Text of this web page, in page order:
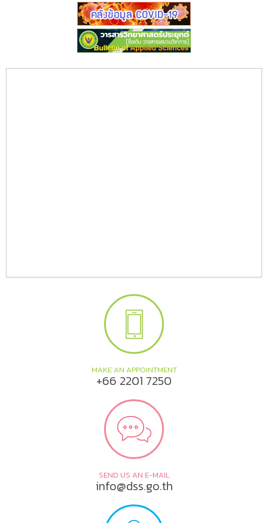
MAKE AN APPOINTMENT
+66 2201 7250
SEND US AN E-MAIL
info@dss.go.th